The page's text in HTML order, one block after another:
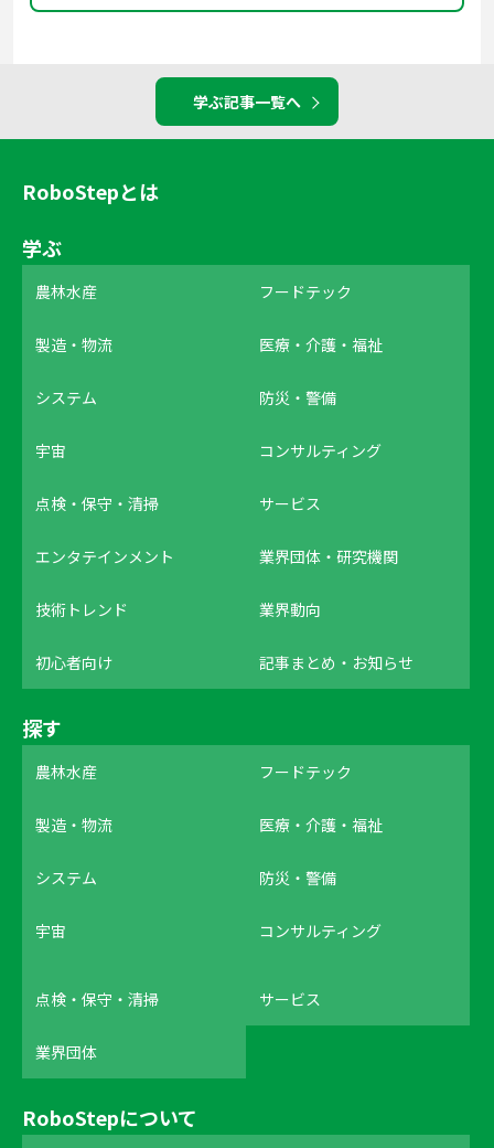
学ぶ記事一覧へ
RoboStepとは
学ぶ
農林水産 フードテック
製造・物流 医療・介護・福祉
システム 防災・警備
宇宙 コンサルティング
点検・保守・清掃 サービス
エンタテインメント 業界団体・研究機関
技術トレンド 業界動向
初心者向け 記事まとめ・お知らせ
探す
農林水産 フードテック
製造・物流 医療・介護・福祉
システム 防災・警備
宇宙 コンサルティング
点検・保守・清掃 サービス
業界団体
RoboStepについて